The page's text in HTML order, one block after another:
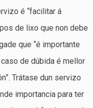
é “facilitar á
de lixo que non debe
que “é importante
de dúbida é mellor
Trátase dun servizo
importancia para ter